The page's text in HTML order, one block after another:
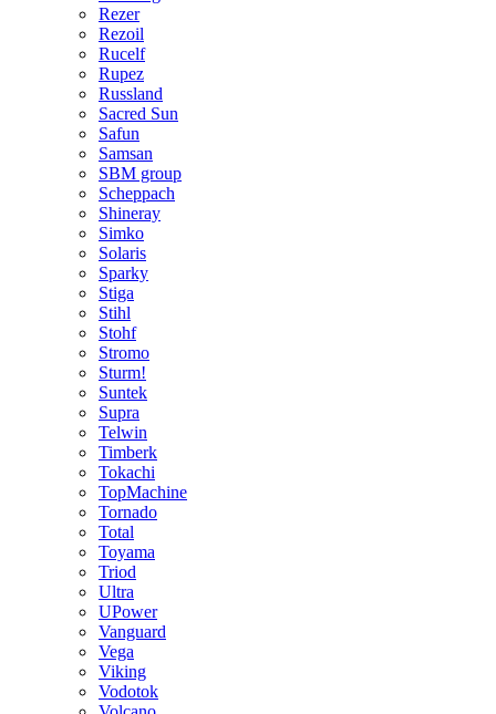
Rezer
Rezoil
Rucelf
Rupez
Russland
Sacred Sun
Safun
Samsan
SBM group
Scheppach
Shineray
Simko
Solaris
Sparky
Stiga
Stihl
Stohf
Stromo
Sturm!
Suntek
Supra
Telwin
Timberk
Tokachi
TopMachine
Tornado
Total
Toyama
Triod
Ultra
UPower
Vanguard
Vega
Viking
Vodotok